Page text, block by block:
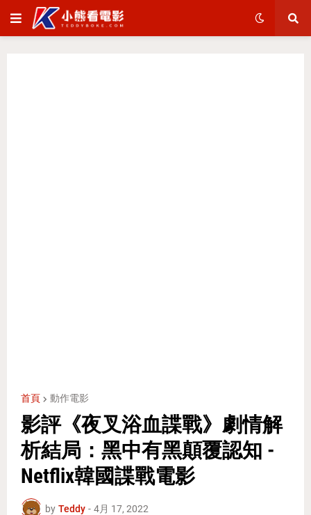
首頁 動作電影
影評《夜叉浴血諜戰》劇情解
析結局：黑中有黑顛覆認知 -
Netflix韓國諜戰電影
by Teddy - 4月 17, 2022